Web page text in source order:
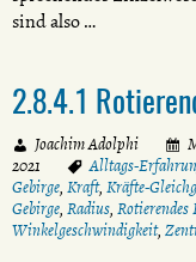
sind also …
2.8.4.1
Joachim Adolphi
2021
Alltags-
Gebirge, Kraft, Kräfte-
Gebirge, Radius, Rotierendes
Winkelgeschwindigkeit,